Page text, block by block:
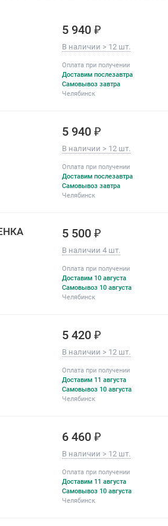
5 940 ₽
В наличии > 12 шт.
Оплата при получении
Доставим послезавтра
Самовывоз завтра
Челябинск
5 940 ₽
В наличии > 12 шт.
Оплата при получении
Доставим послезавтра
Самовывоз завтра
Челябинск
5 500 ₽
В наличии 4 шт.
Оплата при получении
Доставим 10 августа
Самовывоз 10 августа
Челябинск
5 420 ₽
В наличии > 12 шт.
Оплата при получении
Доставим 11 августа
Самовывоз 10 августа
Челябинск
6 460 ₽
В наличии > 12 шт.
Оплата при получении
Доставим 11 августа
Самовывоз 10 августа
Челябинск